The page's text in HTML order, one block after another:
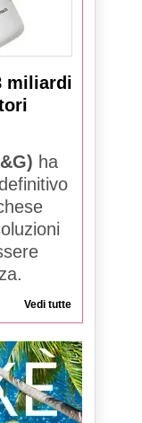
miliardi
ha
Vedi tutte